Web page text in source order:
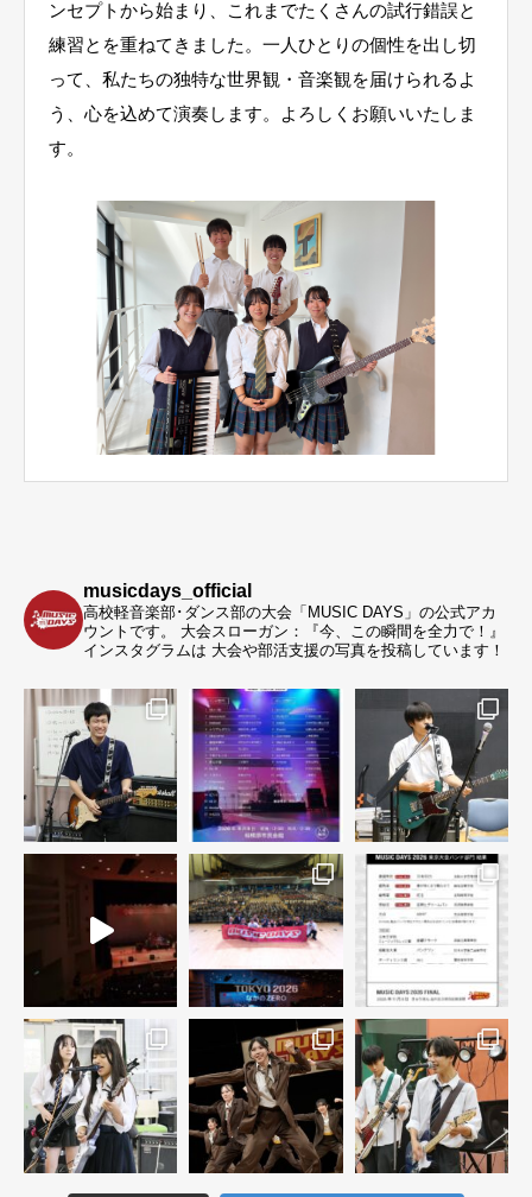
ンセプトから始まり、これまでたくさんの試行錯誤と
練習とを重ねてきました。一人ひとりの個性を出し切
って、私たちの独特な世界観・音楽観を届けられるよ
う、心を込めて演奏します。よろしくお願いいたしま
す。
musicdays_official
高校軽音楽部･ダンス部の大会「MUSIC DAYS」の公式アカ
ウントです。
大会スローガン：『今、この瞬間を全力で！』
インスタグラムは 大会や部活支援の写真を投稿しています！